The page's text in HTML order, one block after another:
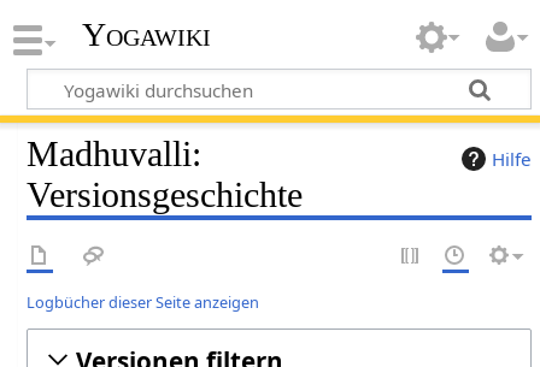
Yogawiki
Hilfe
Madhuvalli:
Versionsgeschichte
Logbücher dieser Seite anzeigen